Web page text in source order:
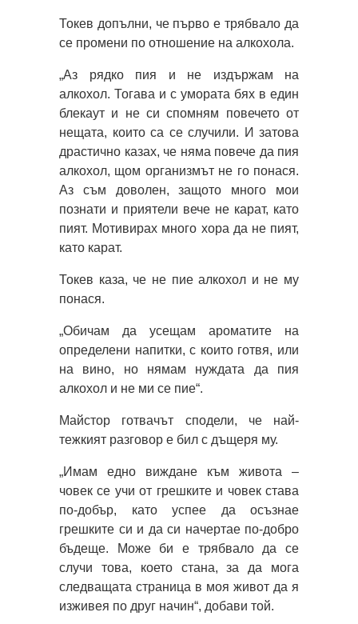
Токев допълни, че първо е трябвало да
се промени по отношение на алкохола.
„Аз рядко пия и не издържам на
алкохол. Тогава и с умората бях в един
блекаут и не си спомням повечето от
нещата, които са се случили. И затова
драстично казах, че няма повече да пия
алкохол, щом организмът не го понася.
Аз съм доволен, защото много мои
познати и приятели вече не карат, като
пият. Мотивирах много хора да не пият,
като карат.
Токев каза, че не пие алкохол и не му
понася.
„Обичам да усещам ароматите на
определени напитки, с които готвя, или
на вино, но нямам нуждата да пия
алкохол и не ми се пие“.
Майстор готвачът сподели, че най-
тежкият разговор е бил с дъщеря му.
„Имам едно виждане към живота –
човек се учи от грешките и човек става
по-добър, като успее да осъзнае
грешките си и да си начертае по-добро
бъдеще. Може би е трябвало да се
случи това, което стана, за да мога
следващата страница в моя живот да я
изживея по друг начин“, добави той.